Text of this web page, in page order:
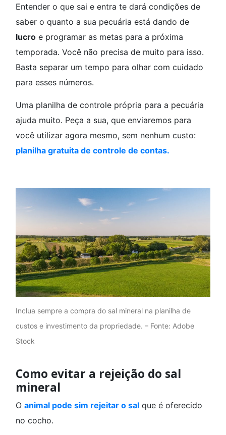
Entender o que sai e entra te dará condições de
saber o quanto a sua pecuária está dando de
lucro e programar as metas para a próxima
temporada. Você não precisa de muito para isso.
Basta separar um tempo para olhar com cuidado
para esses números.
Uma planilha de controle própria para a pecuária
ajuda muito. Peça a sua, que enviaremos para
você utilizar agora mesmo, sem nenhum custo:
planilha gratuita de controle de contas.
Inclua sempre a compra do sal mineral na planilha de
custos e investimento da propriedade. – Fonte: Adobe
Stock
Como evitar a rejeição do sal
mineral
O animal pode sim rejeitar o sal que é oferecido
no cocho.